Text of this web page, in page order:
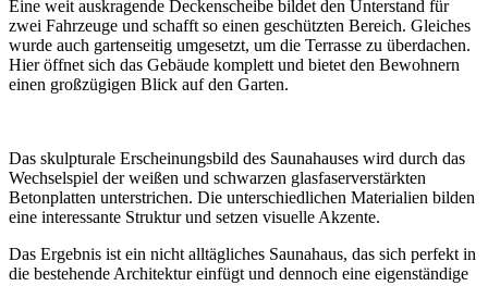
Eine weit auskragende Deckenscheibe bildet den Unterstand für
zwei Fahrzeuge und schafft so einen geschützten Bereich. Gleiches
wurde auch gartenseitig umgesetzt, um die Terrasse zu überdachen.
Hier öffnet sich das Gebäude komplett und bietet den Bewohnern
einen großzügigen Blick auf den Garten.
Das skulpturale Erscheinungsbild des Saunahauses wird durch das
Wechselspiel der weißen und schwarzen glasfaserverstärkten
Betonplatten unterstrichen. Die unterschiedlichen Materialien bilden
eine interessante Struktur und setzen visuelle Akzente.
Das Ergebnis ist ein nicht alltägliches Saunahaus, das sich perfekt in
die bestehende Architektur einfügt und dennoch eine eigenständige